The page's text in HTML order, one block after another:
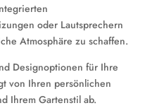
oder Lautsprechern
Atmosphäre zu schaffen.
Designoptionen für Ihre
von Ihren persönlichen
Ihrem Gartenstil ab.